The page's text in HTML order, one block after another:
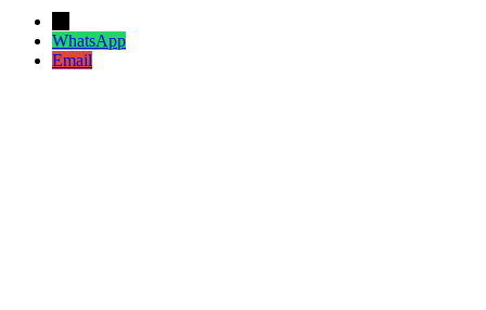
WhatsApp
Email